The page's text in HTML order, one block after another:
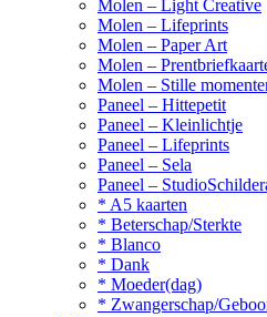
Molen – Light Creative
Molen – Lifeprints
Molen – Paper Art
Molen –
Molen – Stille
Paneel – Hittepetit
Paneel – Kleinlichtje
Paneel – Lifeprints
Paneel – Sela
Paneel –
* A5 kaarten
* Beterschap/Sterkte
* Blanco
* Dank
* Moeder(dag)
* Zwangerschap/